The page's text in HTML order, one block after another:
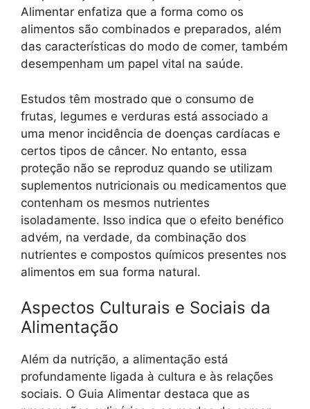
Alimentar enfatiza que a forma como os
alimentos são combinados e preparados, além
das características do modo de comer, também
desempenham um papel vital na saúde.
Estudos têm mostrado que o consumo de
frutas, legumes e verduras está associado a
uma menor incidência de doenças cardíacas e
certos tipos de câncer. No entanto, essa
proteção não se reproduz quando se utilizam
suplementos nutricionais ou medicamentos que
contenham os mesmos nutrientes
isoladamente. Isso indica que o efeito benéfico
advém, na verdade, da combinação dos
nutrientes e compostos químicos presentes nos
alimentos em sua forma natural.
Aspectos Culturais e Sociais da
Alimentação
Além da nutrição, a alimentação está
profundamente ligada à cultura e às relações
sociais. O Guia Alimentar destaca que as